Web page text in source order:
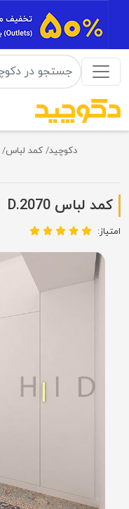
دکوچید کمد لباس
کمد لباس D.2070
امتیاز: